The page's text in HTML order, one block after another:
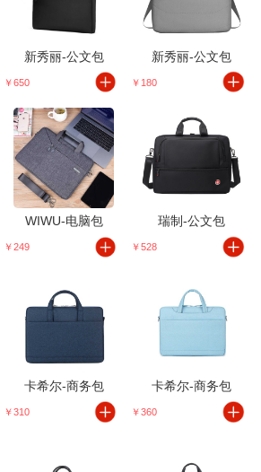
新秀丽-公文包
￥650
新秀丽-公文包
￥180
WIWU-电脑包
￥249
瑞制-公文包
￥528
卡希尔-商务包
￥310
卡希尔-商务包
￥360